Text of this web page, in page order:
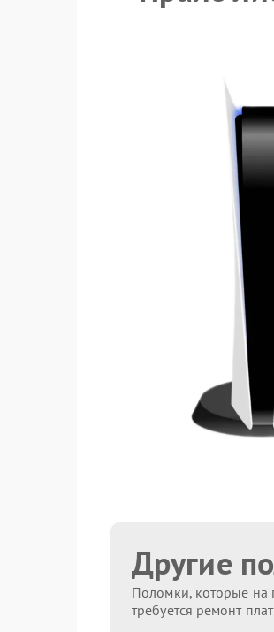
Другие
Поломки, которые на
требуется ремонт